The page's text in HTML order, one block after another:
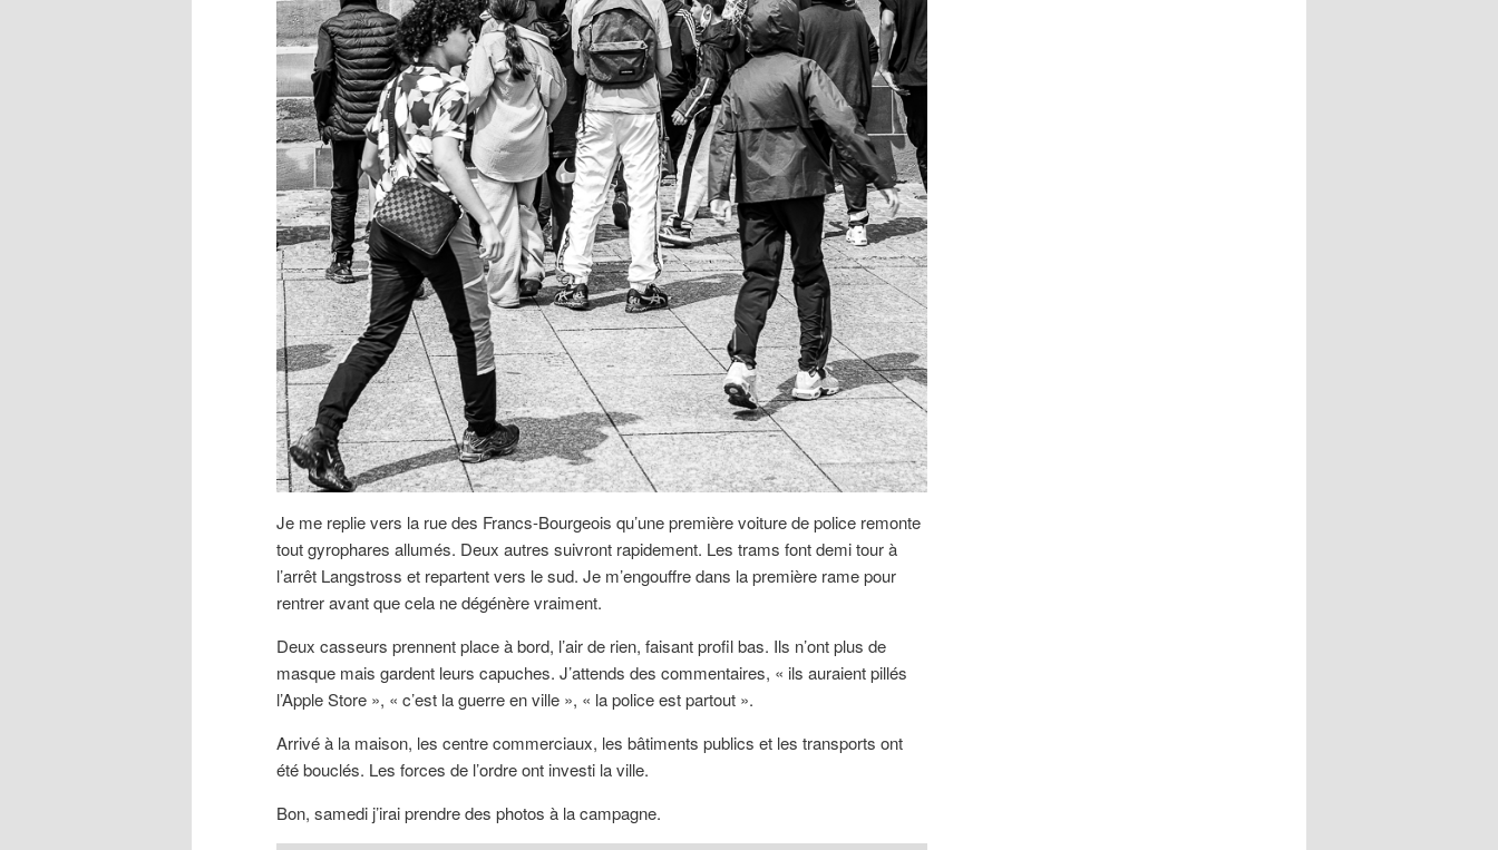
Je me replie vers la rue des Francs-Bourgeois qu’une première voiture de police remonte
tout gyrophares allumés. Deux autres suivront rapidement. Les trams font demi tour à
l’arrêt Langstross et repartent vers le sud. Je m’engouffre dans la première rame pour
rentrer avant que cela ne dégénère vraiment.
Deux casseurs prennent place à bord, l’air de rien, faisant profil bas. Ils n’ont plus de
masque mais gardent leurs capuches. J’attends des commentaires, « ils auraient pillés
l’Apple Store », « c’est la guerre en ville », « la police est partout ».
Arrivé à la maison, les centre commerciaux, les bâtiments publics et les transports ont
été bouclés. Les forces de l’ordre ont investi la ville.
Bon, samedi j’irai prendre des photos à la campagne.